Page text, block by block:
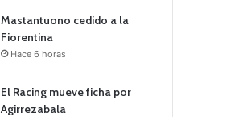
Mastantuono cedido a la
Fiorentina
Hace 6 horas
El Racing mueve ficha por
Agirrezabala